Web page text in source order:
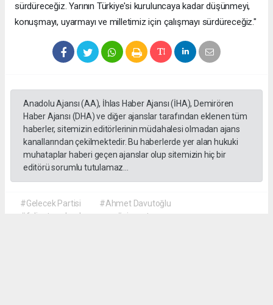
sürdüreceğiz. Yarının Türkiye'si kuruluncaya kadar düşünmeyi,
konuşmayı, uyarmayı ve milletimiz için çalışmayı sürdüreceğiz."
Anadolu Ajansı (AA), İhlas Haber Ajansı (İHA), Demirören
Haber Ajansı (DHA) ve diğer ajanslar tarafından eklenen tüm
haberler, sitemizin editörlerinin müdahalesi olmadan ajans
kanallarından çekilmektedir. Bu haberlerde yer alan hukuki
muhataplar haberi geçen ajanslar olup sitemizin hiç bir
editörü sorumlu tutulamaz...
#Gelecek Partisi
#Ahmet Davutoğlu
#faliyet sonlandırma
#siyaset